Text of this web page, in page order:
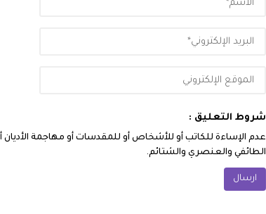
شروط التعليق :
عدم الإساءة للكاتب أو للأشخاص أو للمقدسات أو مهاجمة الأديان
الطائفي والعنصري والشتائم.